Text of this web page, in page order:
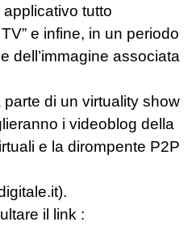
applicativo tutto
e infine, in un periodo
dell’immagine associata
di un virtuality show
i videoblog della
e la dirompente P2P
il link :